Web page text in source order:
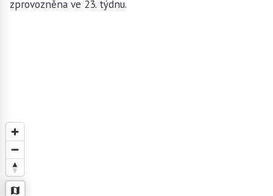
zprovozněna ve 23. týdnu.